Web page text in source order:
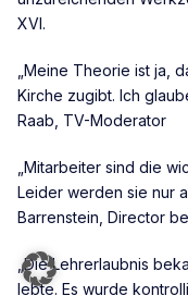
XVI.
„Meine Theorie ist ja,
Kirche zugibt. Ich
Raab, TV-Moderator
„Mitarbeiter sind die
Leider werden sie nur
Barrenstein, Director
„Die Lehrerlaubnis
lebte. Es wurde